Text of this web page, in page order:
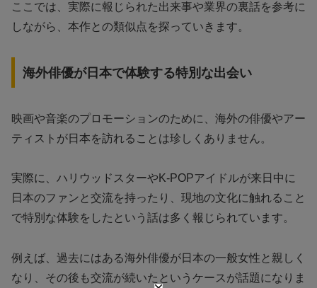
ここでは、実際に報じられた出来事や業界の裏話を参考に
しながら、本作との類似点を探っていきます。
海外俳優が日本で体験する特別な出会い
映画や音楽のプロモーションのために、海外の俳優やアー
ティストが日本を訪れることは珍しくありません。
実際に、ハリウッドスターやK-POPアイドルが来日中に
日本のファンと交流を持ったり、現地の文化に触れること
で特別な体験をしたという話は多く報じられています。
例えば、過去にはある海外俳優が日本の一般女性と親しく
なり、その後も交流が続いたというケースが話題になりま